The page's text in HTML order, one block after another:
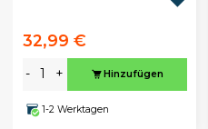
32,99 €
- + Hinzufügen
1-2 Werktagen